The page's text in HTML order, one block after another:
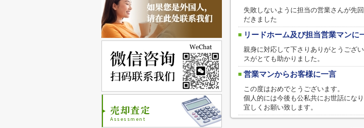
失敗しないように担当の営業さんが先
だきました
リードホーム及び担当営業マンに
親身に対応して下さりありがとうござ
スがとても助かりました。
営業マンからお客様に一言
この度はおめでとうございます。
個人的には今後も公私共にお世話になり
宜しくお願い致します。
売却査定
Assessment